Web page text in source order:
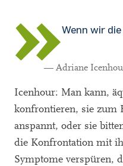
Wenn wir
— Adriane
Icenhour: Man kann,
konfrontieren, sie zum
anspannt, oder sie
die Konfrontation mit
Symptome verspüren,